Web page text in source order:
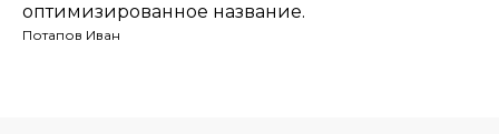
оптимизированное название.
Потапов Иван